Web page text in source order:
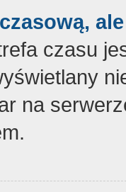
czasu
na